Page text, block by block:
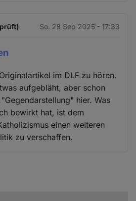
So. 28 Sep 2025 - 17:33
im DLF zu hören.
aufgebläht, aber schon
hier. Was
bewirkt hat, ist dem
einen weiteren
zu verschaffen.